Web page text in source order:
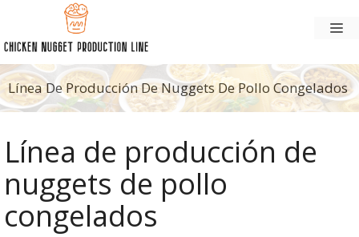
contenido
Línea De Producción De Nuggets De Pollo Congelados
Línea de producción de
nuggets de pollo
congelados